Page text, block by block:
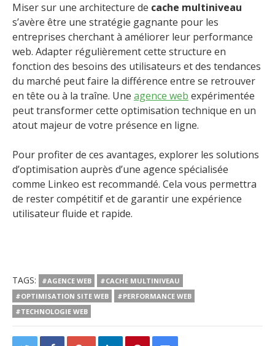
Miser sur une architecture de cache multiniveau
s’avère être une stratégie gagnante pour les
entreprises cherchant à améliorer leur performance
web. Adapter régulièrement cette structure en
fonction des besoins des utilisateurs et des tendances
du marché peut faire la différence entre se retrouver
en tête ou à la traîne. Une agence web expérimentée
peut transformer cette optimisation technique en un
atout majeur de votre présence en ligne.
Pour profiter de ces avantages, explorer les solutions
d’optimisation auprès d’une agence spécialisée
comme Linkeo est recommandé. Cela vous permettra
de rester compétitif et de garantir une expérience
utilisateur fluide et rapide.
TAGS: #AGENCE WEB
#CACHE MULTINIVEAU
#OPTIMISATION SITE WEB
#PERFORMANCE WEB
#TECHNOLOGIE WEB